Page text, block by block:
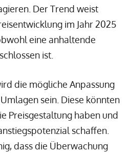
Der Trend weist
im Jahr 2025
eine anhaltende
ist.
die mögliche Anpassung
sein. Diese könnten
Preisgestaltung haben und
schaffen.
dass die Überwachung